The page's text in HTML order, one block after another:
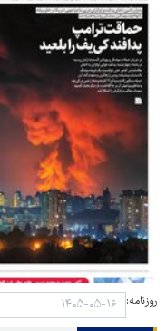
روزنامه: